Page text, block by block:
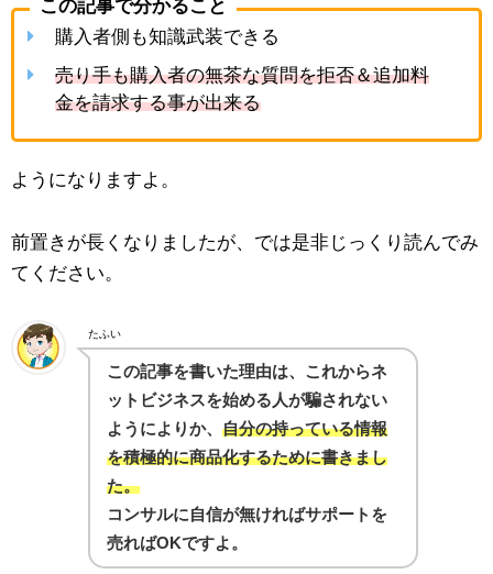
この記事で分かること
購入者側も知識武装できる
売り手も購入者の無茶な質問を拒否＆追加料
金を請求する事が出来る
ようになりますよ。
前置きが長くなりましたが、では是非じっくり読んでみ
てください。
たふい
この記事を書いた理由は、これからネ
ットビジネスを始める人が騙されない
ようによりか、自分の持っている情報
を積極的に商品化するために書きまし
た。
コンサルに自信が無ければサポートを
売ればOKですよ。